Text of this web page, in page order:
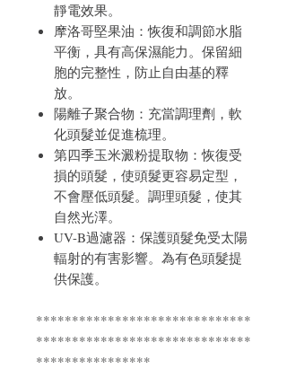
靜電效果。
摩洛哥堅果油：恢復和調節水脂
平衡，具有高保濕能力。保留細
胞的完整性，防止自由基的釋
放。
陽離子聚合物：充當調理劑，軟
化頭髮並促進梳理。
第四季玉米澱粉提取物：恢復受
損的頭髮，使頭髮更容易定型，
不會壓低頭髮。調理頭髮，使其
自然光澤。
UV-B過濾器：保護頭髮免受太陽
輻射的有害影響。為有色頭髮提
供保護。
******************************
******************************
****************